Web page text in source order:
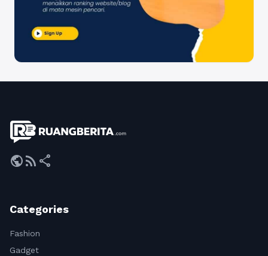
publicrss_feed share
Categories
Fashion
Gadget